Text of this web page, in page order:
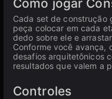
Como jogar
Cada set de construção
peça colocar em cada
dedo sobre ele e
Conforme você avança,
desafios arquitetônicos
resultados que valem a
Controles